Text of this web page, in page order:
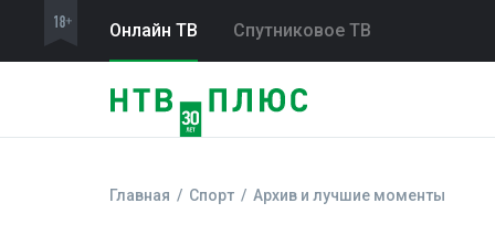
Онлайн ТВ Спутниковое ТВ
Главная Спорт Архив и лучшие моменты